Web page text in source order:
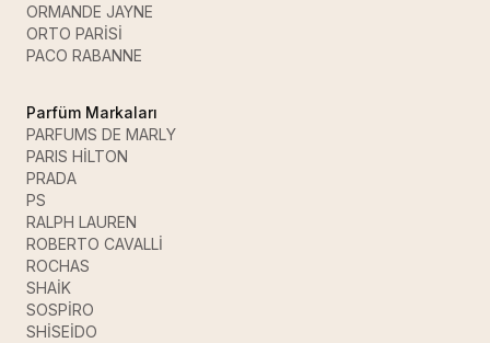
ORMANDE JAYNE
ORTO PARİSİ
PACO RABANNE
Parfüm Markaları
PARFUMS DE MARLY
PARIS HİLTON
PRADA
PS
RALPH LAUREN
ROBERTO CAVALLİ
ROCHAS
SHAİK
SOSPİRO
SHİSEİDO